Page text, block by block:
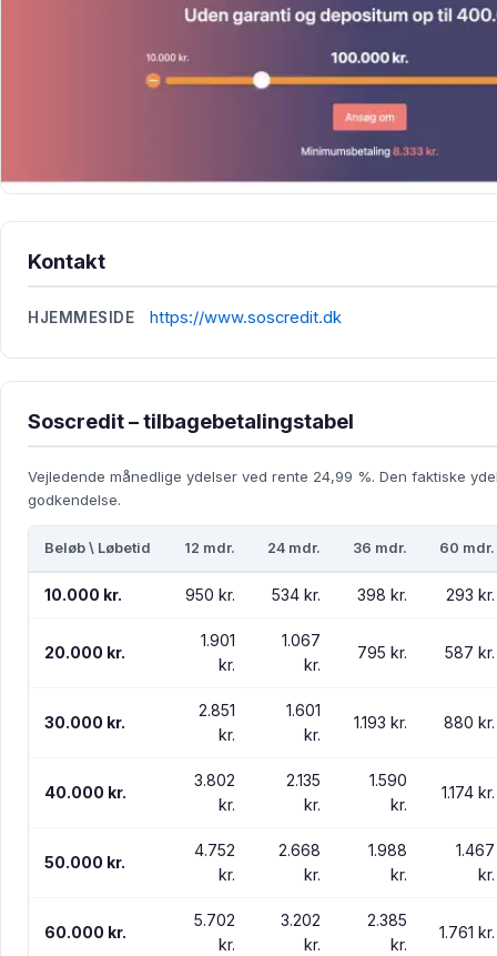
Kontakt
HJEMMESIDE https://www.soscredit.dk
Soscredit – tilbagebetalingstabel
Vejledende månedlige ydelser ved rente 24,99 %. Den faktiske
godkendelse.
Beløb \ Løbetid 12 mdr. 24 mdr. 36 mdr. 60 mdr.
10.000 kr. 950 kr. 534 kr. 398 kr. 293 kr.
20.000 kr.
1.901
kr.
1.067
kr.
795 kr. 587 kr.
30.000 kr.
2.851
kr.
1.601
kr.
1.193 kr. 880 kr.
40.000 kr.
3.802
kr.
2.135
kr.
1.590
kr.
1.174 kr.
50.000 kr.
4.752
kr.
2.668
kr.
1.988
kr.
1.467
kr.
60.000 kr.
5.702
kr.
3.202
kr.
2.385
kr.
1.761 kr.